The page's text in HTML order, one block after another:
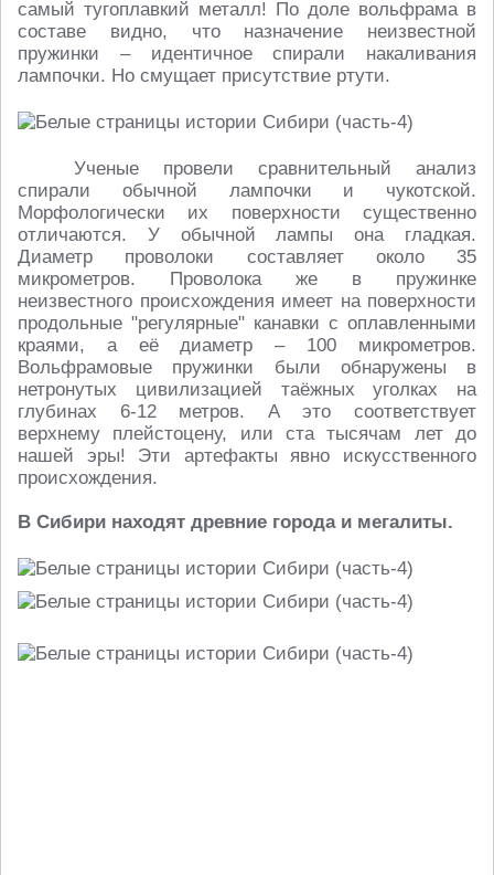
самый тугоплавкий металл! По доле вольфрама в
составе видно, что назначение неизвестной
пружинки – идентичное спирали накаливания
лампочки. Но смущает присутствие ртути.
Ученые провели сравнительный анализ
спирали обычной лампочки и чукотской.
Морфологически их поверхности существенно
отличаются. У обычной лампы она гладкая.
Диаметр проволоки составляет около 35
микрометров. Проволока же в пружинке
неизвестного происхождения имеет на поверхности
продольные "регулярные" канавки с оплавленными
краями, а её диаметр – 100 микрометров.
Вольфрамовые пружинки были обнаружены в
нетронутых цивилизацией таёжных уголках на
глубинах 6-12 метров. А это соответствует
верхнему плейстоцену, или ста тысячам лет до
нашей эры! Эти артефакты явно искусственного
происхождения.
В Сибири находят древние города и мегалиты.